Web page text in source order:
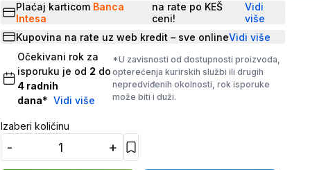
Plaćaj karticom Banca
Intesa
na rate po KEŠ
ceni!
Vidi
više
Kupovina na rate uz web kredit – sve onlineVidi više
Očekivani rok za
isporuku je od 2 do
4 radnih
dana* Vidi više
*U zavisnosti od dostupnosti proizvoda,
opterećenja kurirskih službi ili drugih
nepredviđenih okolnosti, rok isporuke
može biti i duži.
Izaberi količinu
- +